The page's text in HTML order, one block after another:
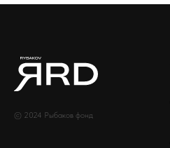
© 2024 Рыбаков фонд